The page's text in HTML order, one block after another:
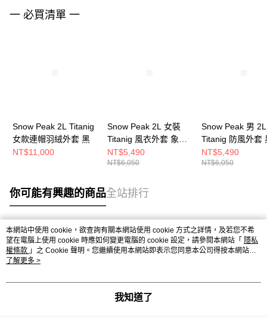
一 必買清單 一
Snow Peak 2L Titanig
女款連帽羽絨外套 黑
NT$11,000
Snow Peak 2L 女裝
Titanig 風衣外套 象牙
白
NT$5,490
NT$6,050
Snow Peak 男 2L
Titanig 防風外套
NT$5,490
NT$6,050
你可能有興趣的商品全站排行
熱門標籤
本網站中使用 cookie，欲查詢有關本網站使用 cookie 方式之詳情，及若您不希
望在電腦上使用 cookie 時應如何變更電腦的 cookie 設定，請參閱本網站「 隱私
權條款 」之 Cookie 聲明。您繼續使用本網站即表示您同意本公司得按本網站使
用條款之 Cookie 聲明使用 cookie。
了解更多 >
我知道了